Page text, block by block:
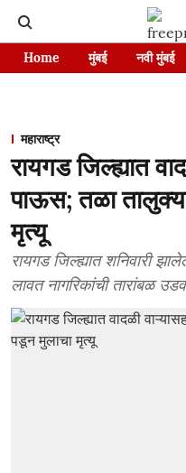
Home मुंबई नवी मुंबई
महाराष्ट्र
रायगड जिल्ह्यात
पाऊस; तळा
मृत्यू
रायगड जिल्ह्यात शनिवारी
लावत नागरिकांची तारांबळ